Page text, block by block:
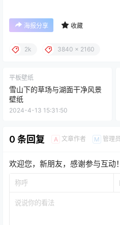
海报分享 收藏
2k 3840 x 2160
平板壁纸
雪山下的草场与湖面干净风景
壁纸
2024-4-13 15:31:50
0 条回复 A 文章作者 M 管理员
欢迎您，新朋友，感谢参与互动！